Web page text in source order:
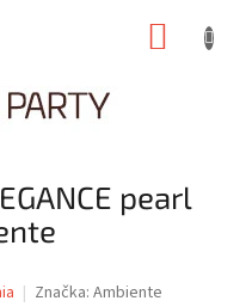
pearl
Značka: Ambiente